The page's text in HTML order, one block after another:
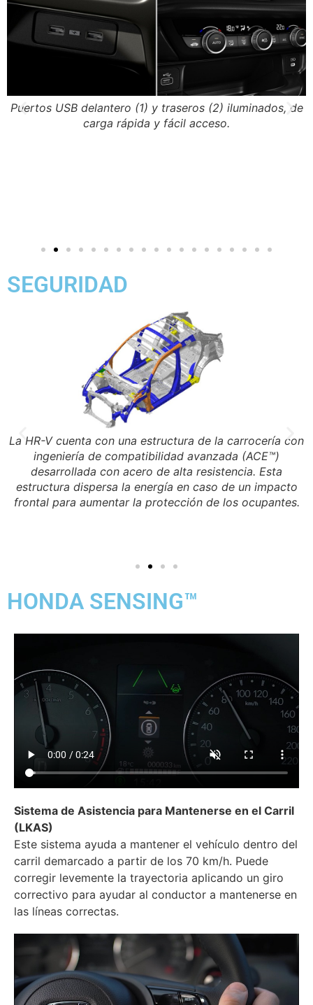
Puertos USB delantero (1) y traseros (2) iluminados, de
carga rápida y fácil acceso.
SEGURIDAD
La HR-V cuenta con una estructura de la carrocería con
ingeniería de compatibilidad avanzada (ACE™)
desarrollada con acero de alta resistencia. Esta
estructura dispersa la energía en caso de un impacto
frontal para aumentar la protección de los ocupantes.
HONDA SENSING™
Sistema de Asistencia para Mantenerse en el Carril
(LKAS)
Este sistema ayuda a mantener el vehículo dentro del
carril demarcado a partir de los 70 km/h. Puede
corregir levemente la trayectoria aplicando un giro
correctivo para ayudar al conductor a mantenerse en
las líneas correctas.